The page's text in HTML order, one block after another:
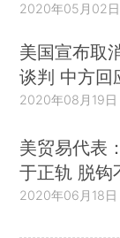
2020年05月02日
美国宣布取
谈判 中方回
2020年08月19日
美贸易代表
于正轨 脱钩
2020年06月18日